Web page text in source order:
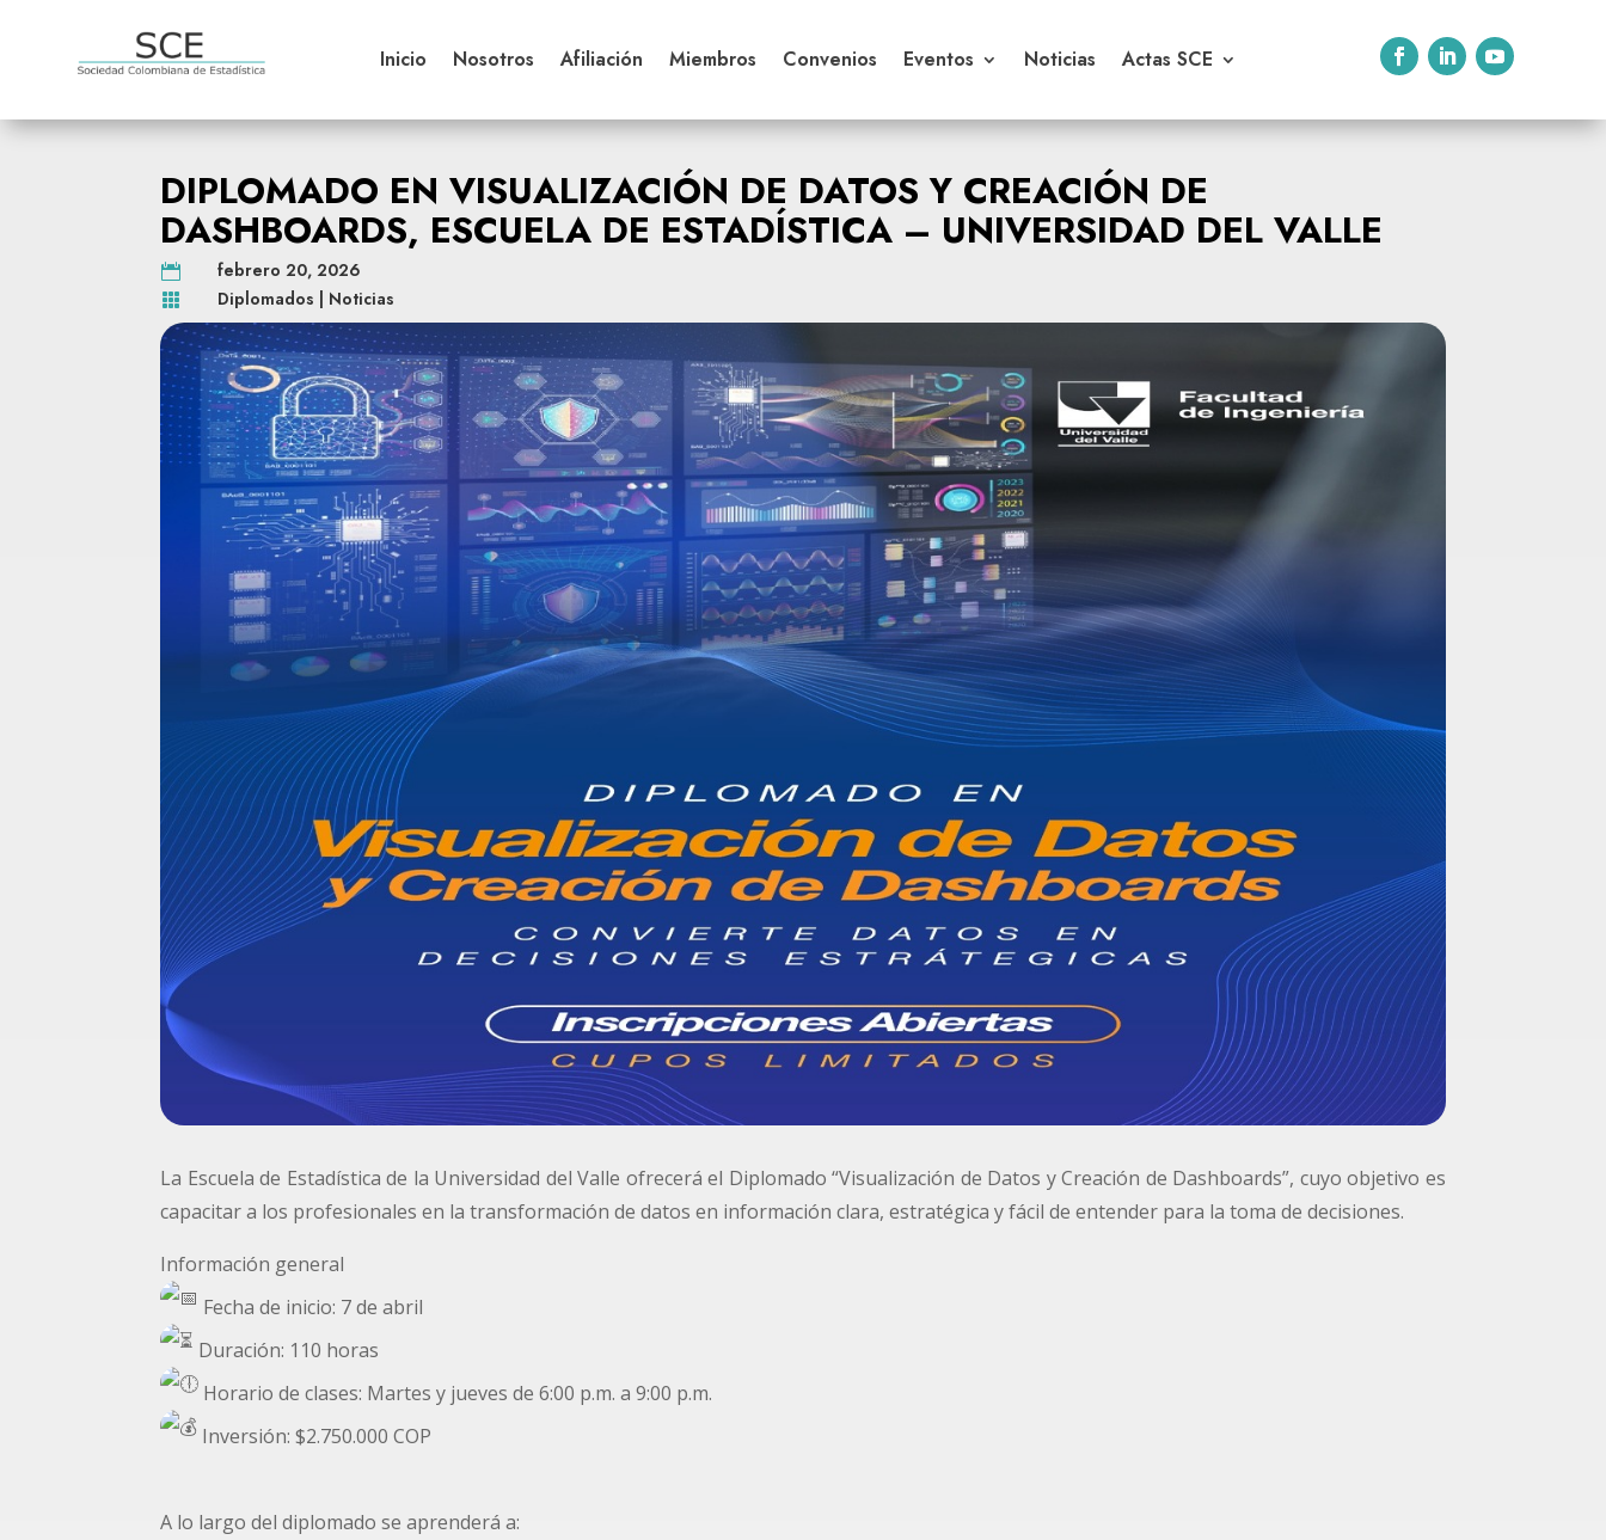
Inicio Nosotros Afiliación Miembros Convenios Eventos Noticias Actas SCE
DIPLOMADO EN VISUALIZACIÓN DE DATOS Y CREACIÓN DE
DASHBOARDS, ESCUELA DE ESTADÍSTICA – UNIVERSIDAD DEL VALLE
 febrero 20, 2026
 Diplomados | Noticias
La Escuela de Estadística de la Universidad del Valle ofrecerá el Diplomado “Visualización de Datos y Creación de Dashboards”, cuyo objetivo es
capacitar a los profesionales en la transformación de datos en información clara, estratégica y fácil de entender para la toma de decisiones.
Información general
Fecha de inicio: 7 de abril
Duración: 110 horas
Horario de clases: Martes y jueves de 6:00 p.m. a 9:00 p.m.
Inversión: $2.750.000 COP
A lo largo del diplomado se aprenderá a: